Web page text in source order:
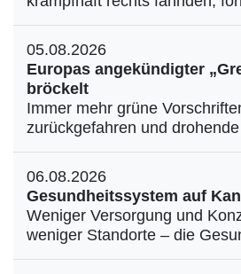
05.08.2026
Europas angekündigter
bröckelt
Immer mehr grüne
zurückgefahren und
06.08.2026
Gesundheitssystem auf
Weniger Versorgung und
weniger Standorte – die